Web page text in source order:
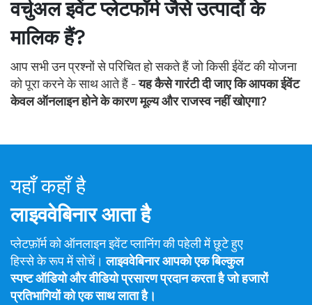
वर्चुअल इवेंट प्लेटफॉर्म जैसे उत्पादों के
मालिक हैं?
आप सभी उन प्रश्नों से परिचित हो सकते हैं जो किसी ईवेंट की योजना
को पूरा करने के साथ आते हैं -यह कैसे गारंटी दी जाए कि आपका ईवेंट
केवल ऑनलाइन होने के कारण मूल्य और राजस्व नहीं खोएगा?
यहाँ कहाँ है
लाइववेबिनार आता है
प्लेटफ़ॉर्म को ऑनलाइन इवेंट प्लानिंग की पहेली में छूटे हुए
हिस्से के रूप में सोचें।लाइववेबिनार आपको एक बिल्कुल
स्पष्ट ऑडियो और वीडियो प्रसारण प्रदान करता है जो हजारों
प्रतिभागियों को एक साथ लाता है।